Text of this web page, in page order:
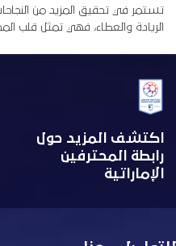
تستمر في تحقيق المزيد من
الريادة والعطاء، فهي تمثل قلب
اكتشف المزيد حول
رابطة المحترفين
الإماراتية